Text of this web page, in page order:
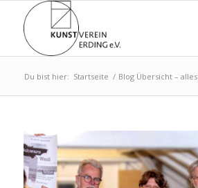
Du bist hier: Startseite / Blog Übersicht – alles